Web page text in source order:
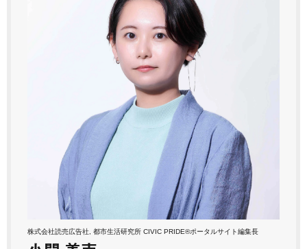
株式会社読売広告社, 都市生活研究所 CIVIC PRIDE®ポータルサイト編集長